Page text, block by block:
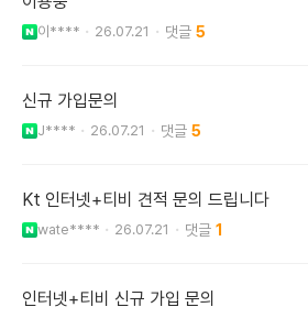
이**** 26.07.21 5
신규 가입문의
J**** 26.07.21 5
Kt 인터넷+티비 견적 문의 드립니다
wate**** 26.07.21 1
인터넷+티비 신규 가입 문의